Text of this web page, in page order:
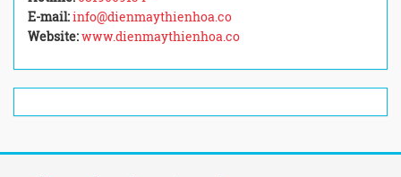
E-mail:info@dienmaythienhoa.co
Website:www.dienmaythienhoa.co